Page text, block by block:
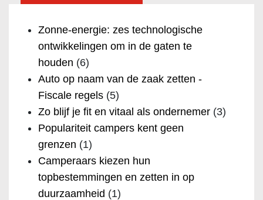
Zonne-energie: zes technologische
ontwikkelingen om in de gaten te
houden (6)
Auto op naam van de zaak zetten -
Fiscale regels (5)
Zo blijf je fit en vitaal als ondernemer (3)
Populariteit campers kent geen
grenzen (1)
Camperaars kiezen hun
topbestemmingen en zetten in op
duurzaamheid (1)